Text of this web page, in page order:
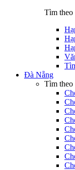
Tìm theo
Đà Nẵng
Tìm theo